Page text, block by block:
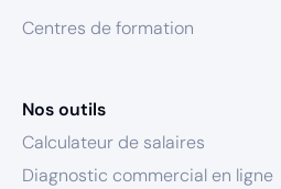
Centres de formation
Nos outils
Calculateur de salaires
Diagnostic commercial en ligne